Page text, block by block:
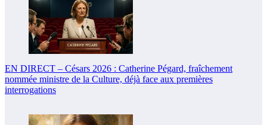
EN DIRECT – Césars 2026 : Catherine Pégard, fraîchement
nommée ministre de la Culture, déjà face aux premières
interrogations